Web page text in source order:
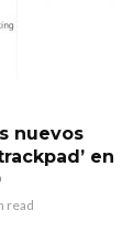
nuevos
en
read